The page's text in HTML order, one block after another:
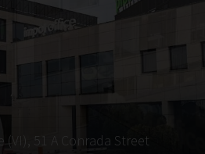
(VI), 51 A Conrada Street